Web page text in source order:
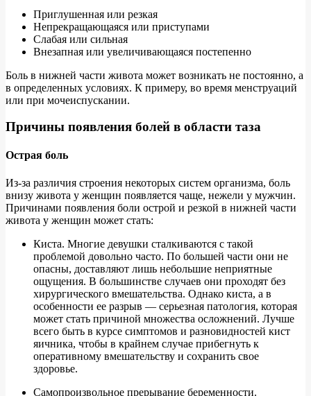
Приглушенная или резкая
Непрекращающаяся или приступами
Слабая или сильная
Внезапная или увеличивающаяся постепенно
Боль в нижней части живота может возникать не постоянно, а
в определенных условиях. К примеру, во время менструаций
или при мочеиспускании.
Причины появления болей в области таза
Острая боль
Из-за различия строения некоторых систем организма, боль
внизу живота у женщин появляется чаще, нежели у мужчин.
Причинами появления боли острой и резкой в нижней части
живота у женщин может стать:
Киста. Многие девушки сталкиваются с такой
проблемой довольно часто. По большей части они не
опасны, доставляют лишь небольшие неприятные
ощущения. В большинстве случаев они проходят без
хирургического вмешательства. Однако киста, а в
особенности ее разрыв — серьезная патология, которая
может стать причиной множества осложнений. Лучше
всего быть в курсе симптомов и разновидностей кист
яичника, чтобы в крайнем случае прибегнуть к
оперативному вмешательству и сохранить свое
здоровье.
Самопроизвольное прерывание беременности.